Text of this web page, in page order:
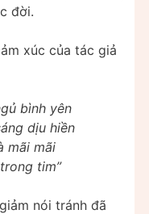
đời.
xúc của tác giả
bình yên
dịu hiền
mãi mãi
tim”
nói tránh đã